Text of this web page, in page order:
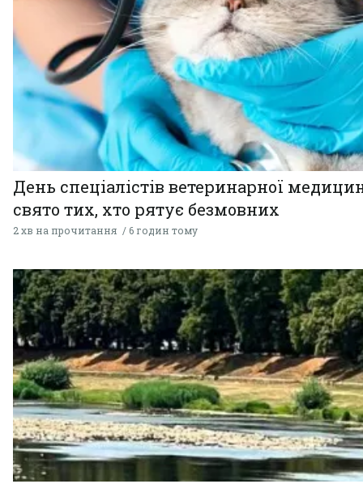
День спеціалістів ветеринарної
свято тих, хто рятує безмовних
2 хв на прочитання 6 годин тому